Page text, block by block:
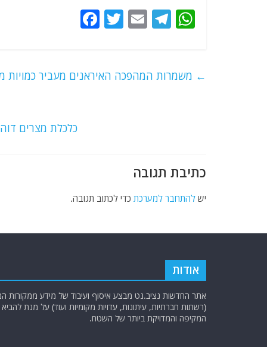
W
s
T
g
E
l
T
er
e
o
← משמרות המהפכה האיראנים מעביר כמויות
כלכלת מצרים
כתיבת תגובה
יש להתחבר למערכת כדי לכתוב תגובה.
אודות
אתר החדשות נציב.נט מבצע איסוף ועיבוד של מידע ממקורות
(רשתות חברתיות, עיתונות, עדויות מקומיות ועוד) על מנת
המקיפה והמדויקת ביותר של השטח.